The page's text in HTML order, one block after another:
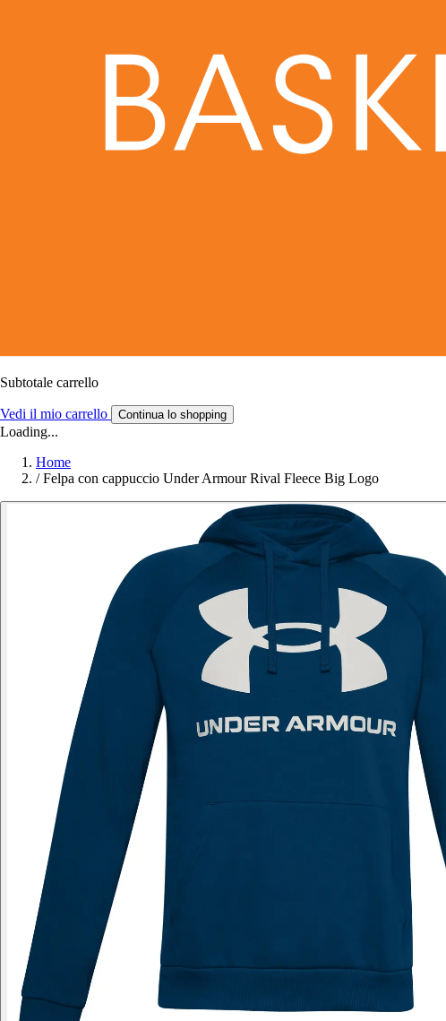
Subtotale carrello
Vedi il mio carrello Continua lo shopping
Loading...
Home
/ Felpa con cappuccio Under Armour Rival Fleece Big Logo